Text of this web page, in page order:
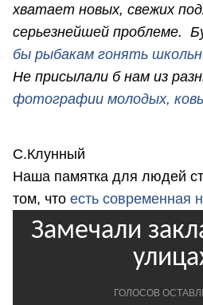
хватает новых, свежих
серьезнейшей проблеме.
бы рыбакам гонять
Не присылали б нам из
фотографии молодых,
С.Клунный
Наша памятка для людей
том, что есть современная